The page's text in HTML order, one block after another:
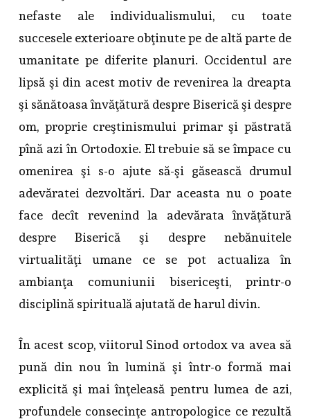
nefaste ale individualismului, cu toate
succesele exterioare obţinute pe de altă parte de
umanitate pe diferite planuri. Occidentul are
lipsă şi din acest motiv de revenirea la dreapta
şi sănătoasa învăţătură despre Biserică şi despre
om, proprie creştinismului primar şi păstrată
pînă azi în Ortodoxie. El trebuie să se împace cu
omenirea şi s-o ajute să-şi găsească drumul
adevăratei dezvoltări. Dar aceasta nu o poate
face decît revenind la adevărata învăţătură
despre Biserică şi despre nebănuitele
virtualităţi umane ce se pot actualiza în
ambianţa comuniunii bisericeşti, printr-o
disciplină spirituală ajutată de harul divin.
În acest scop, viitorul Sinod ortodox va avea să
pună din nou în lumină şi într-o formă mai
explicită şi mai înţeleasă pentru lumea de azi,
profundele consecinţe antropologice ce rezultă